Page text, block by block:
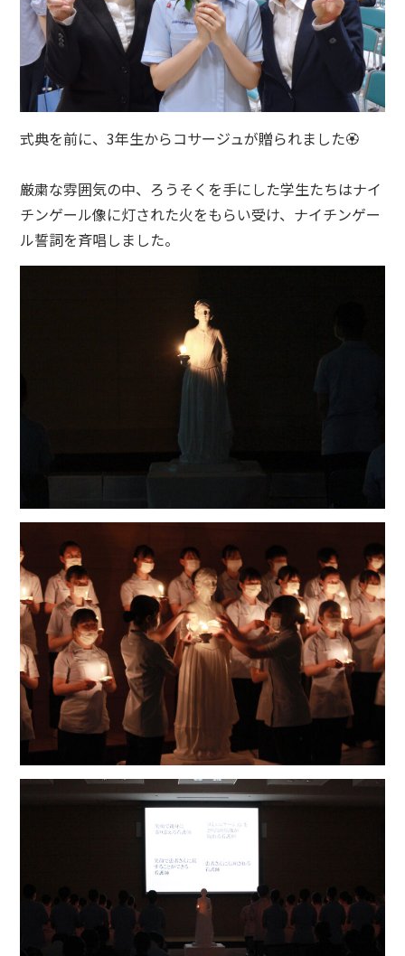
式典を前に、3年生からコサージュが贈られました🏵
厳粛な雰囲気の中、ろうそくを手にした学生たちはナイ
チンゲール像に灯された火をもらい受け、ナイチンゲー
ル誓詞を斉唱しました。